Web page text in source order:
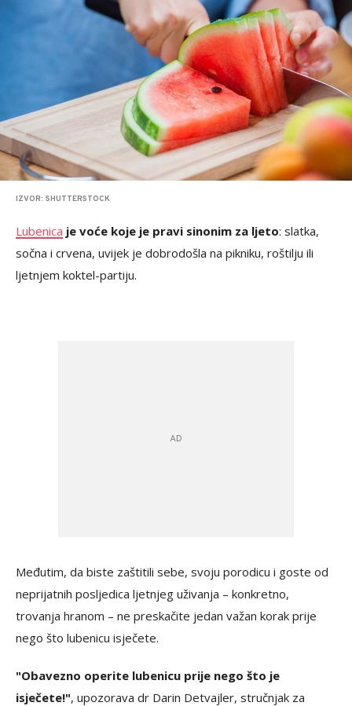
IZVOR: SHUTTERSTOCK
Lubenica je voće koje je pravi sinonim za ljeto: slatka,
sočna i crvena, uvijek je dobrodošla na pikniku, roštilju ili
ljetnjem koktel-partiju.
Međutim, da biste zaštitili sebe, svoju porodicu i goste od
neprijatnih posljedica ljetnjeg uživanja – konkretno,
trovanja hranom – ne preskačite jedan važan korak prije
nego što lubenicu isječete.
"Obavezno operite lubenicu prije nego što je
isječete!", upozorava dr Darin Detvajler, stručnjak za